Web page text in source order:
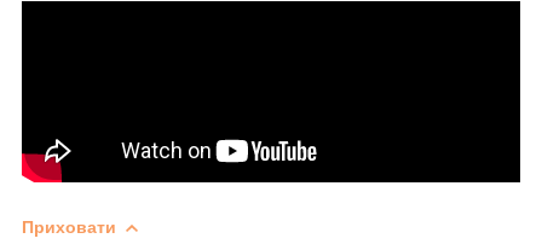
Приховати